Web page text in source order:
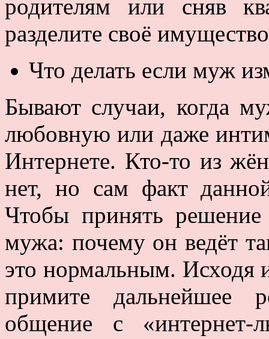
родителям или сняв
разделите своё
Что делать если муж
Бывают случаи, когда
любовную или даже
Интернете. Кто-то из
нет, но сам факт
Чтобы принять
мужа: почему он ведёт
это нормальным. Исходя
примите дальнейшее
общение с «интернет-